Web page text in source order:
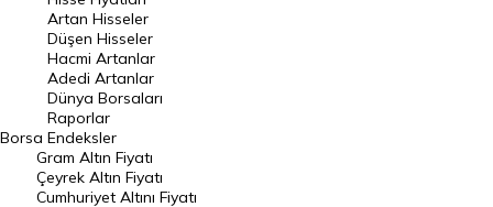
En Çok Düşen Hisseler
Hacmi Artanlar
Geçmiş Kapanışlar
Dünya Borsaları
Raporlar
Endeksler
Borsa
Artan Hisseler
Düşen Hisseler
Hacmi Artanlar
Adedi Artanlar
Dünya Borsaları
Raporlar
Endeksler
Gram Altın Fiyatı
Çeyrek Altın Fiyatı
Cumhuriyet Altını Fiyatı